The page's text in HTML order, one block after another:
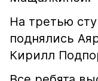
На третью
поднялись
Кирилл